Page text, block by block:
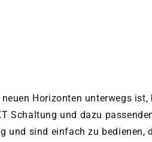
neuen Horizonten unterwegs
Schaltung und dazu
und sind einfach zu